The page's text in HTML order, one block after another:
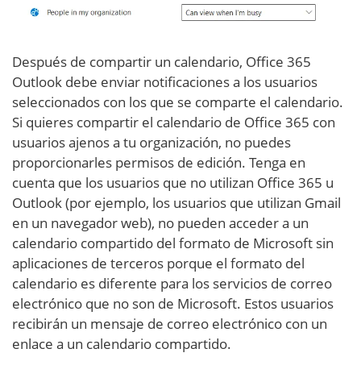
Después de compartir un calendario, Office 365
Outlook debe enviar notificaciones a los usuarios
seleccionados con los que se comparte el calendario.
Si quieres compartir el calendario de Office 365 con
usuarios ajenos a tu organización, no puedes
proporcionarles permisos de edición. Tenga en
cuenta que los usuarios que no utilizan Office 365 u
Outlook (por ejemplo, los usuarios que utilizan Gmail
en un navegador web), no pueden acceder a un
calendario compartido del formato de Microsoft sin
aplicaciones de terceros porque el formato del
calendario es diferente para los servicios de correo
electrónico que no son de Microsoft. Estos usuarios
recibirán un mensaje de correo electrónico con un
enlace a un calendario compartido.